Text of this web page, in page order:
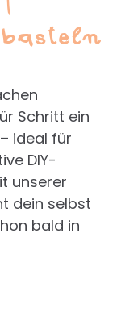
Schritt ein
ideal für
DIY-
unserer
dein selbst
bald in